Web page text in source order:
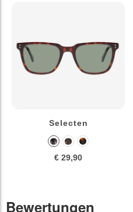
Selecten
€ 29,90
Bewertungen